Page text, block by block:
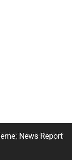
News Report